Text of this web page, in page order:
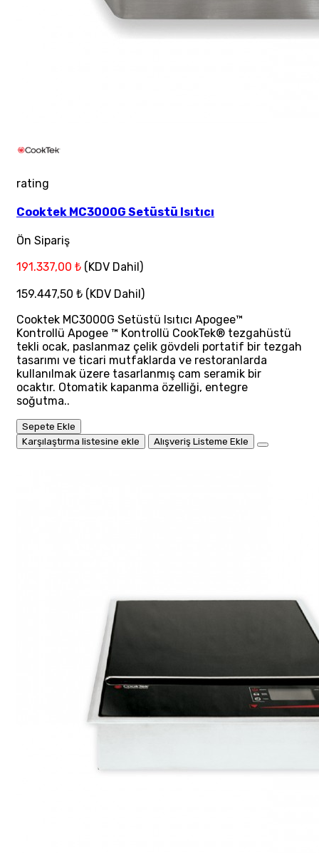
rating
Cooktek MC3000G Setüstü Isıtıcı
Ön Sipariş
191.337,00 ₺ (KDV Dahil)
159.447,50 ₺ (KDV Dahil)
Cooktek MC3000G Setüstü Isıtıcı Apogee™
Kontrollü Apogee ™ Kontrollü CookTek® tezgahüstü
tekli ocak, paslanmaz çelik gövdeli portatif bir tezgah
tasarımı ve ticari mutfaklarda ve restoranlarda
kullanılmak üzere tasarlanmış cam seramik bir
ocaktır. Otomatik kapanma özelliği, entegre
soğutma..
Sepete Ekle
Karşılaştırma listesine ekle
Alışveriş Listeme Ekle